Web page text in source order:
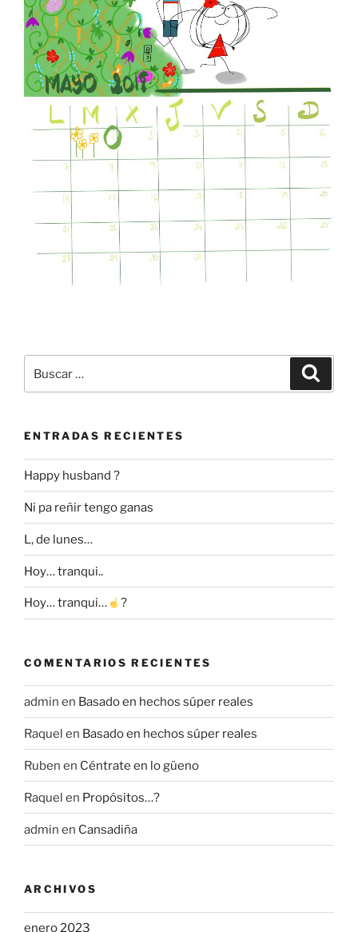
por:
ENTRADAS RECIENTES
Happy husband ?
Ni pa reñir tengo ganas
L, de lunes…
Hoy… tranqui..
Hoy… tranqui… ?
COMENTARIOS RECIENTES
admin en Basado en hechos súper reales
Raquel en Basado en hechos súper reales
Ruben en Céntrate en lo güeno
Raquel en Propósitos…?
admin en Cansadiña
ARCHIVOS
enero 2023